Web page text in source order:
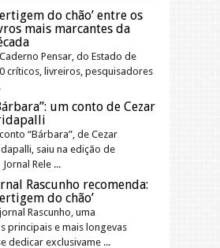
do chão’ entre os
mais marcantes da
Pensar, do Estado de
críticos, livreiros, pesquisadores
um conto de Cezar
“Bárbara”, de Cezar
saiu na edição de
Rele ...
Rascunho recomenda:
do chão’
Rascunho, uma
principais e mais longevas
dedicar exclusivame ...